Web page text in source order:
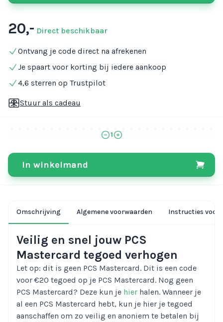
20,- Direct beschikbaar
Ontvang je code direct na afrekenen
Je spaart voor korting bij iedere aankoop
4,6 sterren op Trustpilot
Stuur als cadeau
1
In winkelmand
Omschrijving Algemene voorwaarden Instructies voor
Veilig en snel jouw PCS
Mastercard tegoed verhogen
Let op: dit is geen PCS Mastercard. Dit is een code
voor €20 tegoed op je PCS Mastercard. Nog geen
PCS Mastercard? Deze kun je hier halen. Wanneer je
al een PCS Mastercard hebt, kun je hier je tegoed
aanschaffen om zo veilig en anoniem te betalen bij